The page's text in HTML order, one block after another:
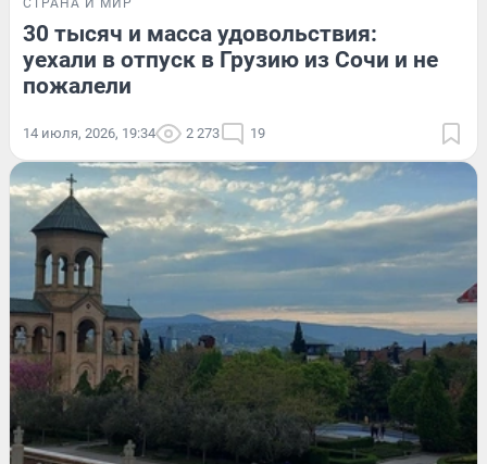
СТРАНА И МИР
30 тысяч и масса удовольствия:
уехали в отпуск в Грузию из Сочи и не
пожалели
14 июля, 2026, 19:34 2 273 19